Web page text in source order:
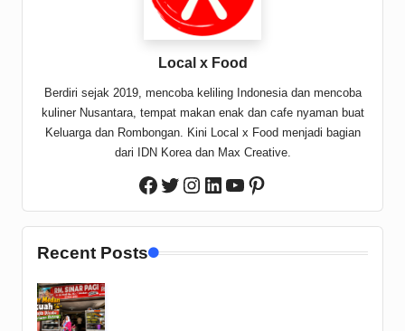
Local x Food
Berdiri sejak 2019, mencoba keliling Indonesia dan mencoba
kuliner Nusantara, tempat makan enak dan cafe nyaman buat
Keluarga dan Rombongan. Kini Local x Food menjadi bagian
dari IDN Korea dan Max Creative.
Facebook
Twitter
Instagram
LinkedIn
YouTube
Pinterest
Recent Posts